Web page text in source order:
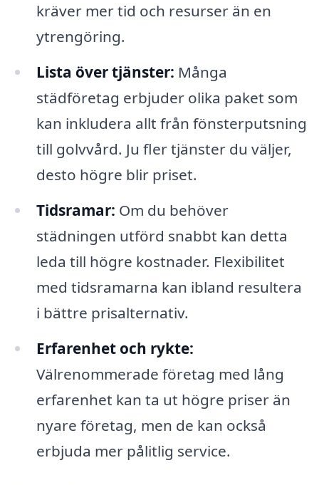
kräver mer tid och resurser än en
ytrengöring.
Lista över tjänster: Många
städföretag erbjuder olika paket som
kan inkludera allt från fönsterputsning
till golvvård. Ju fler tjänster du väljer,
desto högre blir priset.
Tidsramar: Om du behöver
städningen utförd snabbt kan detta
leda till högre kostnader. Flexibilitet
med tidsramarna kan ibland resultera
i bättre prisalternativ.
Erfarenhet och rykte:
Välrenommerade företag med lång
erfarenhet kan ta ut högre priser än
nyare företag, men de kan också
erbjuda mer pålitlig service.